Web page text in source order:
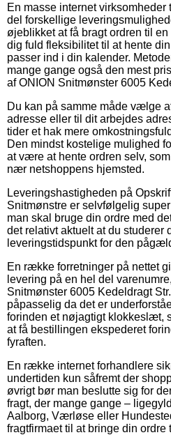
En masse internet virksomheder
del forskellige
øjeblikket at få bragt ordren til
dig fuld fleksibilitet til at hente
passer ind i din kalender.
mange gange også den mest
af ONION Snitmønster 6005
Du kan på samme måde vælge
adresse eller til dit arbejdes
tider et hak mere
Den mindst kostelige mulighed
at være at hente ordren selv,
nær netshoppens hjemsted.
Leveringshastigheden på
Snitmønstre er selvfølgelig
man skal bruge din ordre med
det relativt aktuelt at du studerer
leveringstidspunkt for den
En række forretninger på nettet
levering på en hel del
Snitmønster 6005 Kedeldragt
påpasselig da det er
forinden et nøjagtigt klokkeslæt,
at få bestillingen ekspederet
fyraften.
En række internet forhandlere
undertiden kun såfremt der
øvrigt bør man beslutte sig for
fragt, der mange gange –
Aalborg, Værløse eller
fragtfirmaet til at bringe din ordre